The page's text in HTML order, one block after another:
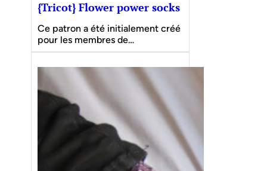
{Tricot} Flower power socks
Ce patron a été initialement créé
pour les membres de…